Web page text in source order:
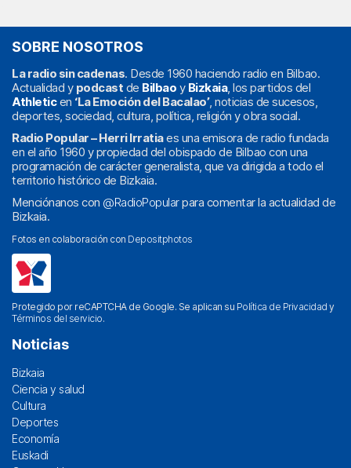
SOBRE NOSOTROS
La radio sin cadenas. Desde 1960 haciendo radio en Bilbao.
Actualidad y podcast de Bilbao y Bizkaia, los partidos del
Athleticen ‘La Emoción del Bacalao’, noticias de sucesos,
deportes, sociedad, cultura, política, religión y obra social.
Radio Popular – Herri Irratiaes una emisora de radio fundada
en el año 1960 y propiedad del obispado de Bilbao con una
programación de carácter generalista, que va dirigida a todo el
territorio histórico de Bizkaia.
Menciónanos con @RadioPopularpara comentar la actualidad de
Bizkaia.
Fotos en colaboración con Depositphotos
Protegido por reCAPTCHA de Google. Se aplican su Política de Privacidad y
Términos del servicio.
Noticias
Bizkaia
Ciencia y salud
Cultura
Deportes
Economía
Euskadi